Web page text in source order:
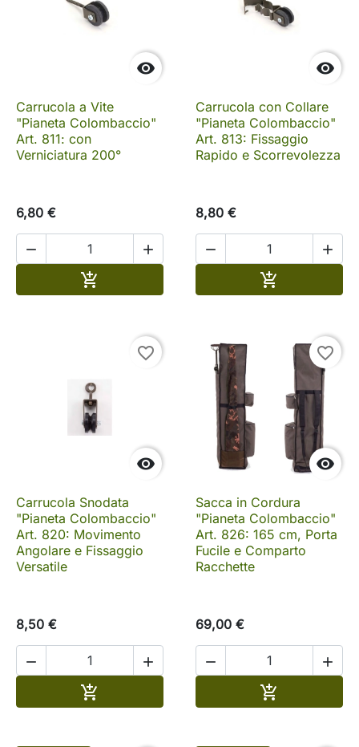

Carrucola a Vite
"Pianeta Colombaccio"
Art. 811: con
Verniciatura 200°
6,80 €
 


Carrucola con Collare
"Pianeta Colombaccio"
Art. 813: Fissaggio
Rapido e Scorrevolezza
8,80 €
 


favorite_border
Carrucola Snodata
"Pianeta Colombaccio"
Art. 820: Movimento
Angolare e Fissaggio
Versatile
8,50 €
 


favorite_border
Sacca in Cordura
"Pianeta Colombaccio"
Art. 826: 165 cm, Porta
Fucile e Comparto
Racchette
69,00 €
 
